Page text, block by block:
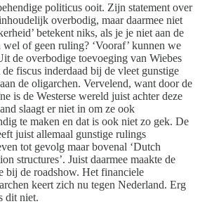
politicus ooit. Zijn statement over
overbodig, maar daarmee niet
betekent niks, als je je niet aan de
of geen ruling? ‘Vooraf’ kunnen we
de overbodige toevoeging van Wiebes
fiscus inderdaad bij de vleet gunstige
de oligarchen. Vervelend, want door de
is de Westerse wereld juist achter deze
slaagt er niet in om ze ook
te maken en dat is ook niet zo gek. De
juist allemaal gunstige rulings
tot gevolg maar bovenal ‘Dutch
structures’. Juist daarmee maakte de
bij de roadshow. Het financiele
keert zich nu tegen Nederland. Erg
dit niet.